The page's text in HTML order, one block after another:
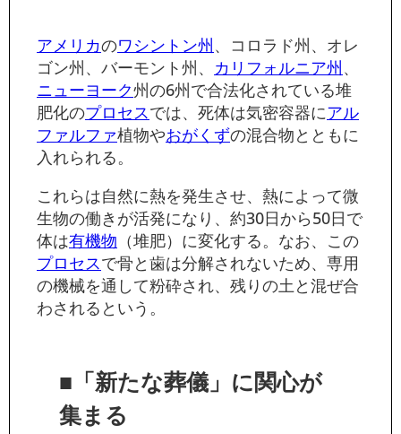
アメリカのワシントン州、コロラド州、オレ
ゴン州、バーモント州、 カリフォルニア州、
ニューヨーク州の6州で合法化されている堆
肥化のプロセスでは、死体は気密容器にアル
ファルファ植物やおがくずの混合物とともに
入れられる。
これらは自然に熱を発生させ、熱によって微
生物の働きが活発になり、約30日から50日で
体は有機物 （堆肥）に変化する。なお、この
プロセスで骨と歯は分解されないため、専用
の機械を通して粉砕され、残りの土と混ぜ合
わされるという。
■「新たな葬儀」に関心が
集まる